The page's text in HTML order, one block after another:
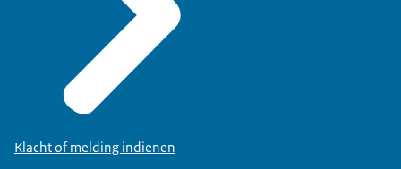
Klacht of melding indienen